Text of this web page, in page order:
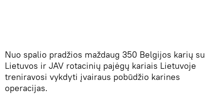
Nuo spalio pradžios maždaug 350 Belgijos karių su
Lietuvos ir JAV rotacinių pajėgų kariais Lietuvoje
treniravosi vykdyti įvairaus pobūdžio karines
operacijas.